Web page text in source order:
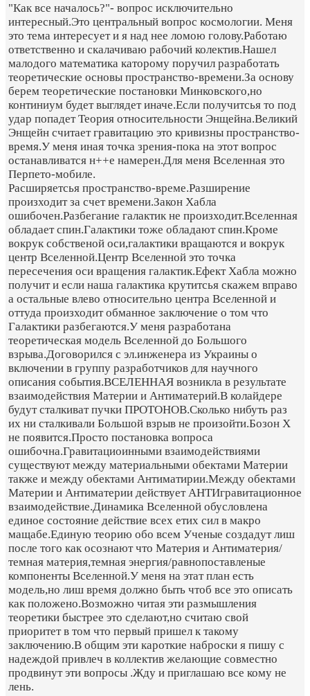
"Как все началось?"- вопрос исключительно
интересный.Это центральный вопрос космологии. Меня
это тема интересует и я над нее ломою голову.Работаю
ответственно и скалачиваю рабочий колектив.Нашел
малодого математика каторому поручил разработать
теоретические основы пространство-времени.За основу
берем теоретические постановки Минковского,но
континиум будет выглядет иначе.Если получитсья то под
удар попадет Теория относительности Энщейна.Великий
Энщейн считает гравитацию это кривизны пространство-
время.У меня иная точка зрения-пока на этот вопрос
останавливатся н++е намерен.Для меня Вселенная это
Перпето-мобиле.
Расширяетсья пространство-време.Разширение
произходит за счет времени.Закон Хабла
ошибочен.Разбегание галактик не произходит.Вселенная
обладает спин.Галактики тоже обладают спин.Кроме
вокрук собственой оси,галактики вращаются и вокрук
центр Вселенной.Центр Вселенной это точка
пересечения оси вращения галактик.Ефект Хабла можно
получит и если наша галактика крутитсья скажем вправо
а остальные влево относительно центра Вселенной и
оттуда произходит обманное заключение о том что
Галактики разбегаются.У меня разработана
теоретическая модель Вселенной до Большого
взрыва.Договорился с эл.инженера из Украины о
включении в группу разработчиков для научного
описания события.ВСЕЛЕННАЯ возникла в результате
взаимодействия Материи и Антиматерий.В колайдере
будут сталкиват пучки ПРОТОНОВ.Сколько нибуть раз
их ни сталкивали Большой взрыв не произойти.Бозон Х
не появится.Просто постановка вопроса
ошибочна.Гравитациоинными взаимодействиями
существуют между материальными обектами Материи
также и между обектами Антиматирии.Между обектами
Материи и Антиматерии действует АНТИгравитационное
взаимодействие.Динамика Вселенной обусловлена
единое состояние действие всех етих сил в макро
мащабе.Единую теорию обо всем Ученые создадут лиш
после того как осознают что Материя и Антиматерия/
темная материя,темная энергия/равнопоставленые
компоненты Вселенной.У меня на этат план есть
модель,но лиш время должно быть чтоб все это описать
как положено.Возможно читая эти размышления
теоретики быстрее это сделают,но считаю свой
приоритет в том что первый пришел к такому
заключению.В общим эти кароткие наброски я пишу с
надеждой привлеч в коллектив желающие совместно
продвинут эти вопросы .Жду и приглашаю все кому не
лень.